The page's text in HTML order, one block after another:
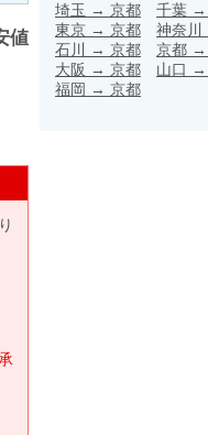
値
埼玉 → 京都 千葉 →
東京 → 京都 神奈川
石川
→ 京都 京都 →
大阪 → 京都 山口 →
福岡 → 京都